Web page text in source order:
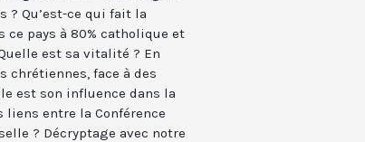
? Qu’est-ce qui fait la
pays à 80% catholique et
est sa vitalité ? En
chrétiennes, face à des
est son influence dans la
entre la Conférence
? Décryptage avec notre